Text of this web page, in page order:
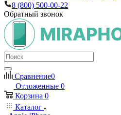
8 (800) 500-00-22
Обратный звонок
Сравнение0
Отложенные 0
Корзина 0
Каталог